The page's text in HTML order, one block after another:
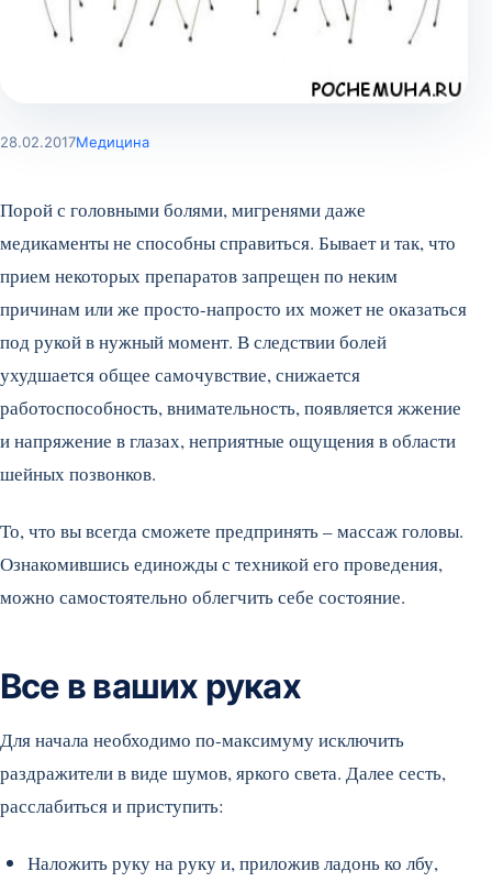
28.02.2017Медицина
Порой с головными болями, мигренями даже
медикаменты не способны справиться. Бывает и так, что
прием некоторых препаратов запрещен по неким
причинам или же просто-напросто их может не оказаться
под рукой в нужный момент. В следствии болей
ухудшается общее самочувствие, снижается
работоспособность, внимательность, появляется жжение
и напряжение в глазах, неприятные ощущения в области
шейных позвонков.
То, что вы всегда сможете предпринять – массаж головы.
Ознакомившись единожды с техникой его проведения,
можно самостоятельно облегчить себе состояние.
Все в ваших руках
Для начала необходимо по-максимуму исключить
раздражители в виде шумов, яркого света. Далее сесть,
расслабиться и приступить:
Наложить руку на руку и, приложив ладонь ко лбу,